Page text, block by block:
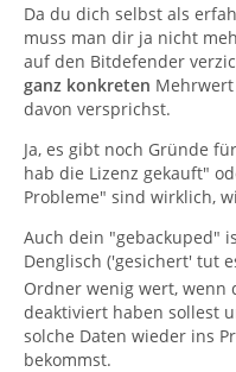
Da du dich selbst als
muss man dir ja nicht
auf den Bitdefender
ganz konkreten
davon versprichst.
Ja, es gibt noch Gründe
hab die Lizenz gekauft"
Probleme" sind wirklich,
Auch dein "gebackuped"
Denglisch ('gesichert' tut
Ordner wenig wert, wenn
deaktiviert haben sollest
solche Daten wieder ins
bekommst.